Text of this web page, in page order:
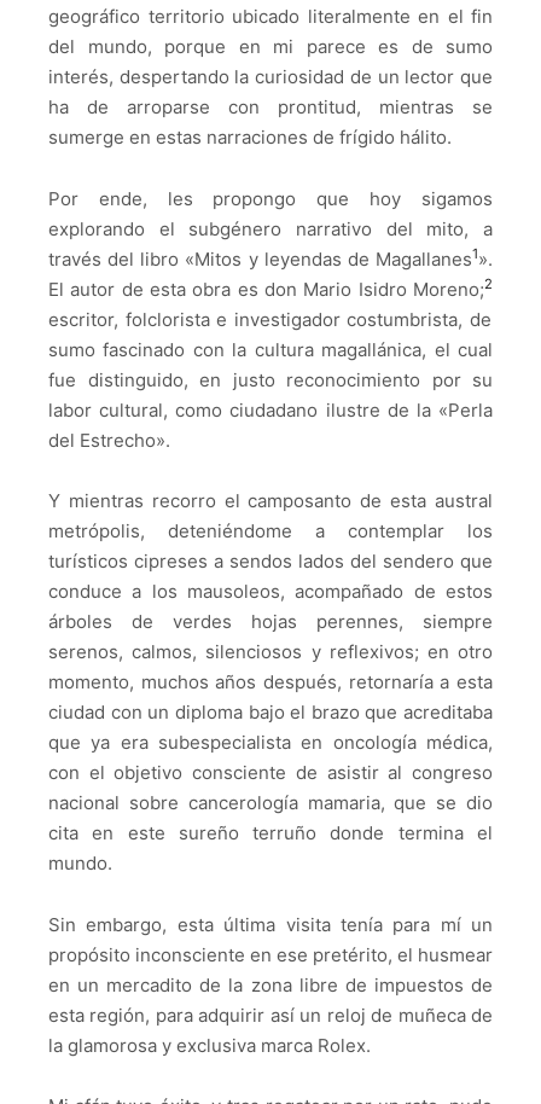
geográfico territorio ubicado literalmente en el fin
del mundo, porque en mi parece es de sumo
interés, despertando la curiosidad de un lector que
ha de arroparse con prontitud, mientras se
sumerge en estas narraciones de frígido hálito.
Por ende, les propongo que hoy sigamos
explorando el subgénero narrativo del mito, a
través del libro «Mitos y leyendas de Magallanes1».
El autor de esta obra es don Mario Isidro Moreno;2
escritor, folclorista e investigador costumbrista, de
sumo fascinado con la cultura magallánica, el cual
fue distinguido, en justo reconocimiento por su
labor cultural, como ciudadano ilustre de la «Perla
del Estrecho».
Y mientras recorro el camposanto de esta austral
metrópolis, deteniéndome a contemplar los
turísticos cipreses a sendos lados del sendero que
conduce a los mausoleos, acompañado de estos
árboles de verdes hojas perennes, siempre
serenos, calmos, silenciosos y reflexivos; en otro
momento, muchos años después, retornaría a esta
ciudad con un diploma bajo el brazo que acreditaba
que ya era subespecialista en oncología médica,
con el objetivo consciente de asistir al congreso
nacional sobre cancerología mamaria, que se dio
cita en este sureño terruño donde termina el
mundo.
Sin embargo, esta última visita tenía para mí un
propósito inconsciente en ese pretérito, el husmear
en un mercadito de la zona libre de impuestos de
esta región, para adquirir así un reloj de muñeca de
la glamorosa y exclusiva marca Rolex.